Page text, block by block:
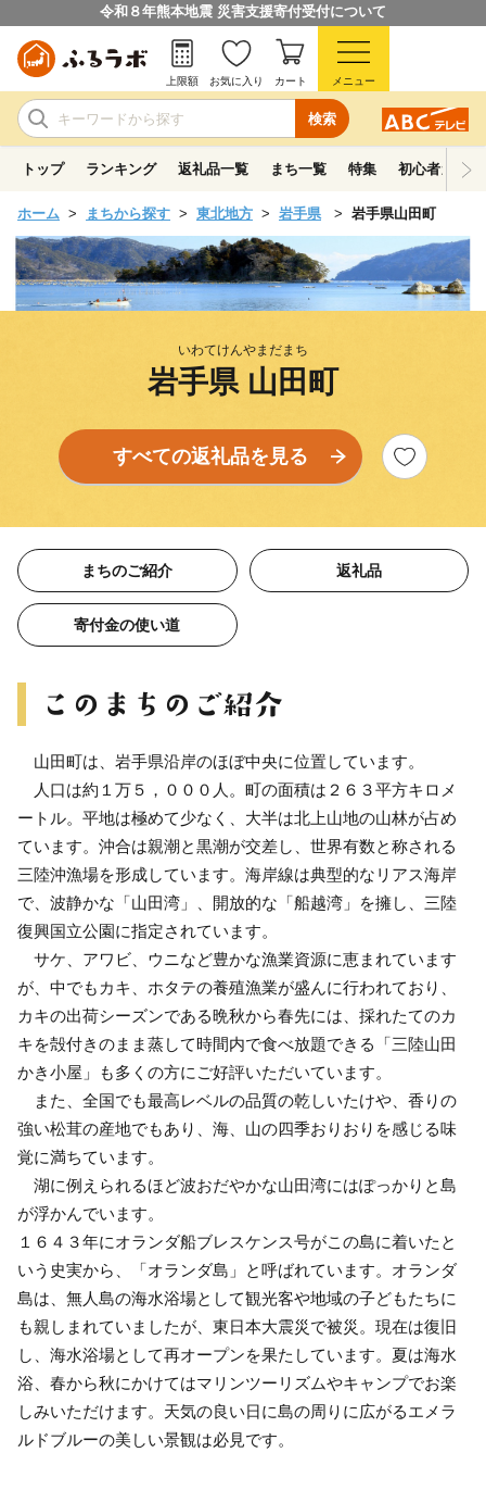
令和８年熊本地震 災害支援寄付受付について
検索
上限額 お気に入り カート メニュー
トップ ランキング 返礼品一覧 まち一覧 特集 初心者ガイド
ホーム まちから探す 東北地方 岩手県 岩手県山田町
いわてけんやまだまち
岩手県 山田町
すべての返礼品を見る
まちのご紹介 返礼品
寄付金の使い道
山田町は、岩手県沿岸のほぼ中央に位置しています。
人口は約１万５，０００人。町の面積は２６３平方キロメ
ートル。平地は極めて少なく、大半は北上山地の山林が占め
ています。沖合は親潮と黒潮が交差し、世界有数と称される
三陸沖漁場を形成しています。海岸線は典型的なリアス海岸
で、波静かな「山田湾」、開放的な「船越湾」を擁し、三陸
復興国立公園に指定されています。
サケ、アワビ、ウニなど豊かな漁業資源に恵まれています
が、中でもカキ、ホタテの養殖漁業が盛んに行われており、
カキの出荷シーズンである晩秋から春先には、採れたてのカ
キを殻付きのまま蒸して時間内で食べ放題できる「三陸山田
かき小屋」も多くの方にご好評いただいています。
また、全国でも最高レベルの品質の乾しいたけや、香りの
強い松茸の産地でもあり、海、山の四季おりおりを感じる味
覚に満ちています。
湖に例えられるほど波おだやかな山田湾にはぽっかりと島
が浮かんでいます。
１６４３年にオランダ船ブレスケンス号がこの島に着いたと
いう史実から、「オランダ島」と呼ばれています。オランダ
島は、無人島の海水浴場として観光客や地域の子どもたちに
も親しまれていましたが、東日本大震災で被災。現在は復旧
し、海水浴場として再オープンを果たしています。夏は海水
浴、春から秋にかけてはマリンツーリズムやキャンプでお楽
しみいただけます。天気の良い日に島の周りに広がるエメラ
ルドブルーの美しい景観は必見です。